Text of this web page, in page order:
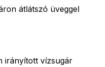
átlátszó üveggel
irányított vízsugár